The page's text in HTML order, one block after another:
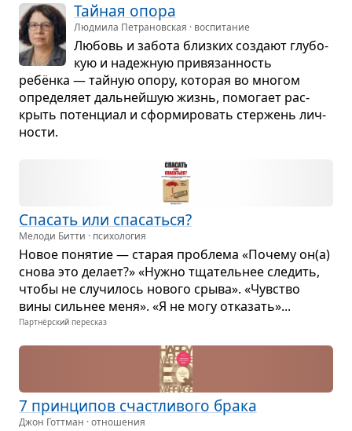
Тай­ная опора
Людмила Петрановская · воспитание
Любовь и забота близ­ких создают глу­бо­
кую и надеж­ную при­вя­зан­ность
ребёнка — тай­ную опору, кото­рая во мно­гом
опре­де­ляет даль­нейшую жизнь, помо­гает рас­
крыть потен­циал и сфор­ми­ро­вать стер­жень лич­
но­сти.
Спа­сать или спа­саться?
Мелоди Битти · психология
Новое поня­тие — ста­рая про­блема «Почему он(а)
снова это делает?» «Нужно тща­тель­нее сле­дить,
чтобы не слу­чи­лось нового срыва». «Чув­ство
вины силь­нее меня». «Я не могу отка­зать»...
Партнёрский пересказ
7 прин­ци­пов счаст­ли­вого брака
Джон Готтман · отношения